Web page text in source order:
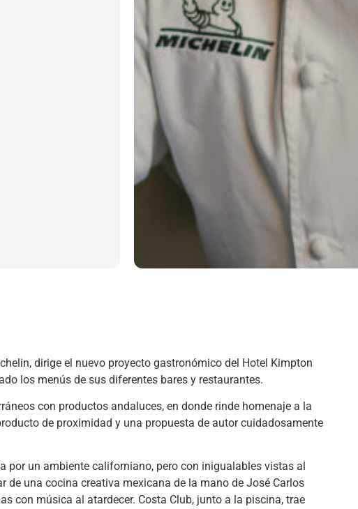
dirige el nuevo proyecto gastronómico del Hotel Kimpton
los menús de sus diferentes bares y restaurantes.
con productos andaluces, en donde rinde homenaje a la
de proximidad y una propuesta de autor cuidadosamente
por un ambiente californiano, pero con inigualables vistas al
una cocina creativa mexicana de la mano de José Carlos
con música al atardecer. Costa Club, junto a la piscina, trae